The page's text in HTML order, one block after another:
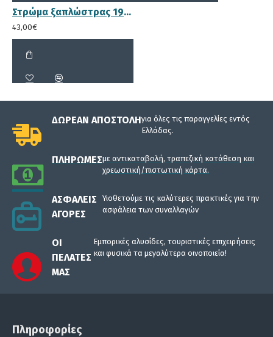
Στρώμα ξαπλώστρας 195x60x6cm κόκκινο
43,00€
ΔΩΡΕΆΝ ΑΠΟΣΤΟΛΉγια όλες τις παραγγελίες εντός
Ελλάδας.
ΠΛΗΡΩΜΈΣμε αντικαταβολή, τραπεζική κατάθεση και
χρεωστική/πιστωτική κάρτα.
ΑΣΦΑΛΕΊΣ
ΑΓΟΡΈΣ
Υιοθετούμε τις καλύτερες πρακτικές για την
ασφάλεια των συναλλαγών
ΟΙ
ΠΕΛΆΤΕΣ
ΜΑΣ
Εμπορικές αλυσίδες, τουριστικές επιχειρήσεις
και φυσικά τα μεγαλύτερα οινοποιεία!
Πληροφορίες